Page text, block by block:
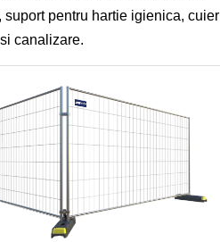
pentru hartie igienica, cuier
canalizare.